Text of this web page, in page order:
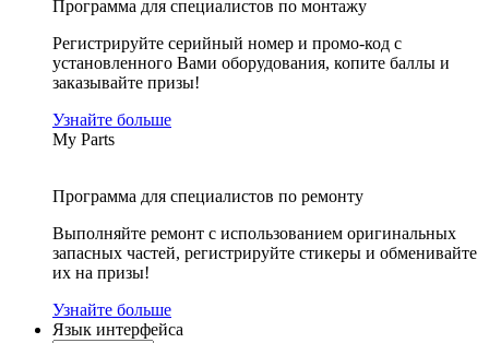
Программа для специалистов по монтажу
Регистрируйте серийный номер и промо-код с
установленного Вами оборудования, копите баллы и
заказывайте призы!
Узнайте больше
My Parts
Программа для специалистов по ремонту
Выполняйте ремонт с использованием оригинальных
запасных частей, регистрируйте стикеры и обменивайте
их на призы!
Узнайте больше
Язык интерфейса